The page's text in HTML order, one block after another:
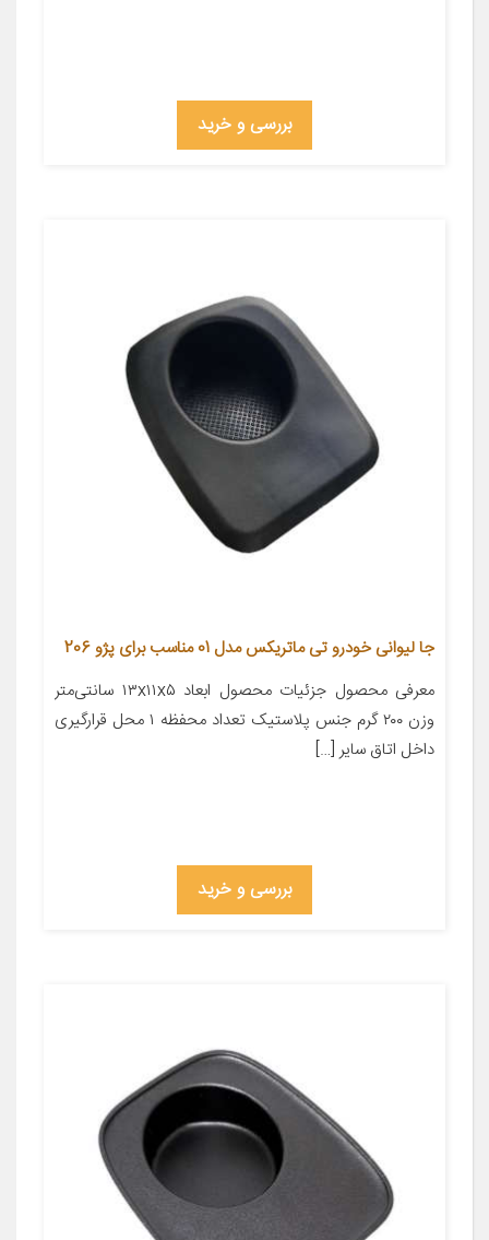
بررسی و خرید
جا لیوانی خودرو تی ماتریکس مدل 01 مناسب برای پژو 206
معرفی محصول جزئیات محصول ابعاد ۱۳x۱۱x۵ سانتی‌متر
وزن ۲۰۰ گرم جنس پلاستیک تعداد محفظه ۱ محل قرارگیری
داخل اتاق سایر […]
بررسی و خرید